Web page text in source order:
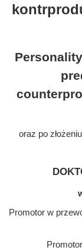
oraz po
Promotor w